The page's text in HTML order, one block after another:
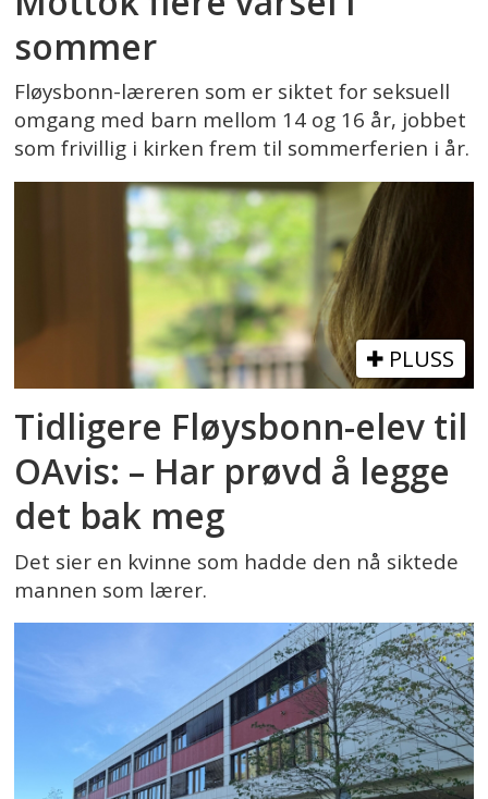
sommer
Fløysbonn-læreren som er siktet for seksuell
omgang med barn mellom 14 og 16 år, jobbet
som frivillig i kirken frem til sommerferien i år.
PLUSS
Tidligere Fløysbonn-elev til
OAvis: – Har prøvd å legge
det bak meg
Det sier en kvinne som hadde den nå siktede
mannen som lærer.